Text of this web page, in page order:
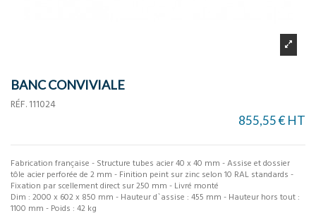
BANC CONVIVIALE
RÉF. 111024
855,55 € HT
Fabrication française - Structure tubes acier 40 x 40 mm - Assise et dossier
tôle acier perforée de 2 mm - Finition peint sur zinc selon 10 RAL standards -
Fixation par scellement direct sur 250 mm - Livré monté
Dim : 2000 x 602 x 850 mm - Hauteur d`assise : 455 mm - Hauteur hors tout :
1100 mm - Poids : 42 kg